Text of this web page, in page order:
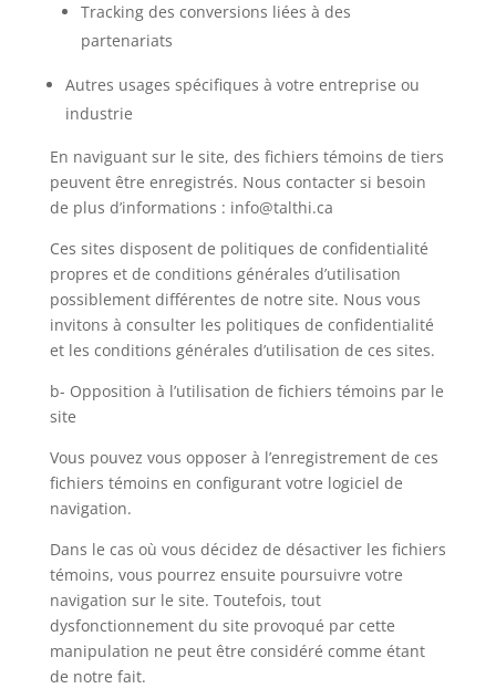
Tracking des conversions liées à des
partenariats
Autres usages spécifiques à votre entreprise ou
industrie
En naviguant sur le site, des fichiers témoins de tiers
peuvent être enregistrés. Nous contacter si besoin
de plus d’informations : info@talthi.ca
Ces sites disposent de politiques de confidentialité
propres et de conditions générales d’utilisation
possiblement différentes de notre site. Nous vous
invitons à consulter les politiques de confidentialité
et les conditions générales d’utilisation de ces sites.
b- Opposition à l’utilisation de fichiers témoins par le
site
Vous pouvez vous opposer à l’enregistrement de ces
fichiers témoins en configurant votre logiciel de
navigation.
Dans le cas où vous décidez de désactiver les fichiers
témoins, vous pourrez ensuite poursuivre votre
navigation sur le site. Toutefois, tout
dysfonctionnement du site provoqué par cette
manipulation ne peut être considéré comme étant
de notre fait.